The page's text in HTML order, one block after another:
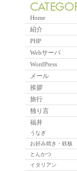
Home
紹介
PHP
Webサーバ
WordPress
メール
挨拶
旅行
独り言
福井
うなぎ
お好み焼き・鉄板
とんかつ
イタリアン